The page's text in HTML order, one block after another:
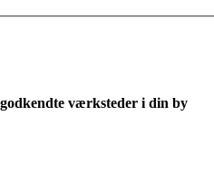
værksteder i din by